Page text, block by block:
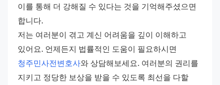
이를 통해 더 강해질 수 있다는 것을 기억해주셨으면
합니다.
저는 여러분이 겪고 계신 어려움을 깊이 이해하고
청주민사전변호사와 상담해보세요. 여러분의 권리를
지키고 정당한 보상을 받을 수 있도록 최선을 다할